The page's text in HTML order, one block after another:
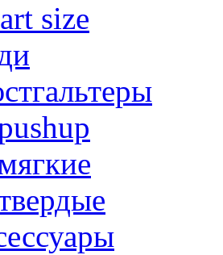
size